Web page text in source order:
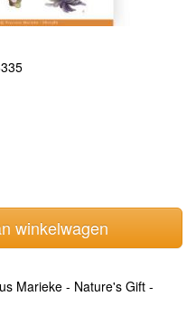
winkelwagen
Marieke - Nature's Gift -